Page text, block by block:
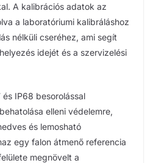
A kalibrációs adatok az
a laboratóriumi kalibráláshoz
nélküli cseréhez, ami segít
idejét és a szervizelési
IP68 besorolással
elleni védelemre,
és lemosható
egy falon átmenő referencia
megnövelt a